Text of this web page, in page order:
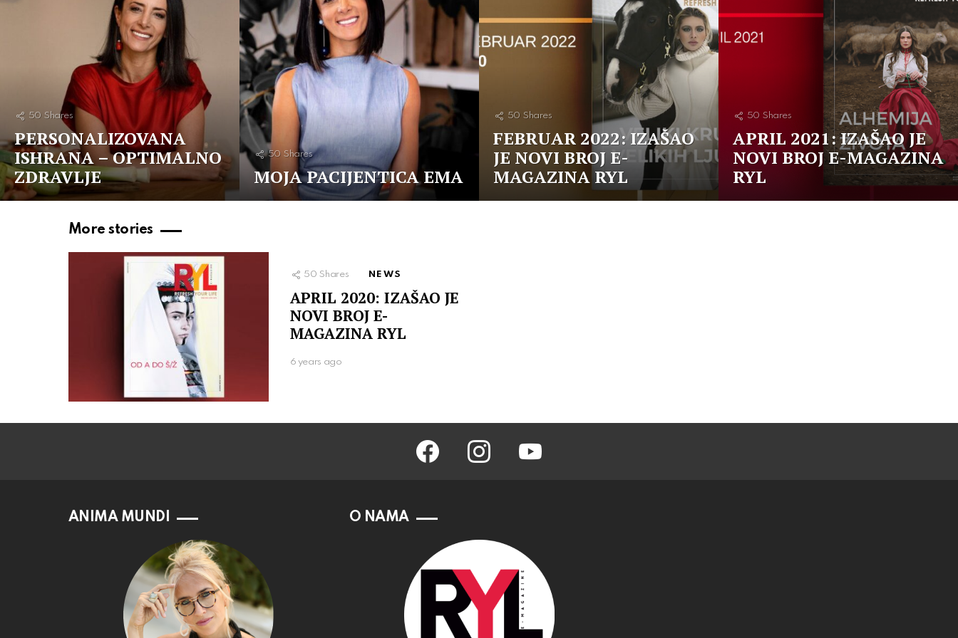
50 Shares
PERSONALIZOVANA
ISHRANA – OPTIMALNO
ZDRAVLJE
50 Shares
MOJA PACIJENTICA EMA
50 Shares
FEBRUAR 2022: IZAŠAO
JE NOVI BROJ E-
MAGAZINA RYL
50 Shares
APRIL 2021: IZAŠAO JE
NOVI BROJ E-MAGAZINA
RYL
More stories
50 Shares NEWS
APRIL 2020: IZAŠAO JE
NOVI BROJ E-
MAGAZINA RYL
6 years ago
facebook instagram youtube
ANIMA MUNDI O NAMA